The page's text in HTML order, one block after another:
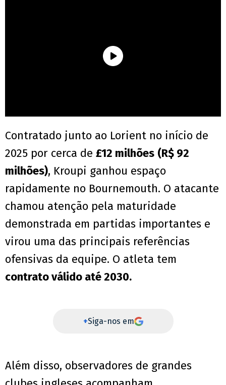
Contratado junto ao Lorient no início de
2025 por cerca de £12 milhões (R$ 92
milhões), Kroupi ganhou espaço
rapidamente no Bournemouth. O atacante
chamou atenção pela maturidade
demonstrada em partidas importantes e
virou uma das principais referências
ofensivas da equipe. O atleta tem
contrato válido até 2030.
+Siga-nos em
Além disso, observadores de grandes